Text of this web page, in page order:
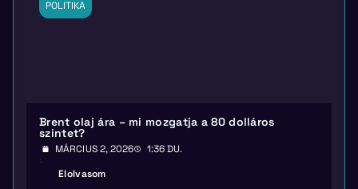
POLITIKA
Brent olaj ára – mi mozgatja a 80 dolláros
szintet?
MÁRCIUS 2, 2026
1:36 DU.
Elolvasom